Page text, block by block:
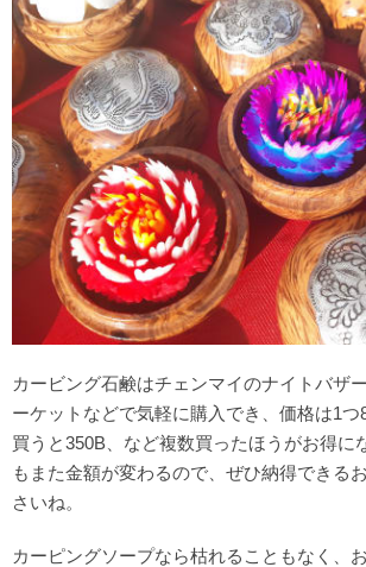
カービング石鹸はチェンマイのナイトバザ
ーケットなどで気軽に購入でき、価格は1つ
買うと350B、など複数買ったほうがお得に
もまた金額が変わるので、ぜひ納得できる
さいね。
カーピングソープなら枯れることもなく、